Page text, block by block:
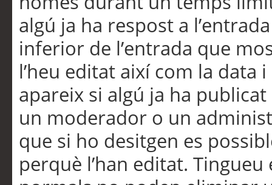
algú ja ha respost a
inferior de l’entrada que
l’heu editat així com la data
apareix si algú ja ha
un moderador o un
que si ho desitgen es
perquè l’han editat.